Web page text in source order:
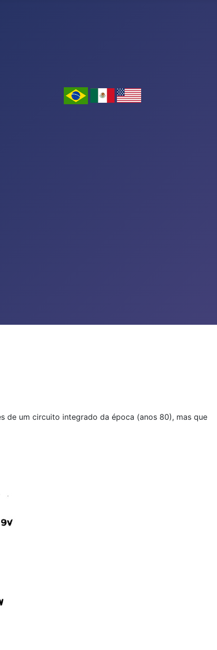
de um circuito integrado da época (anos 80), mas que